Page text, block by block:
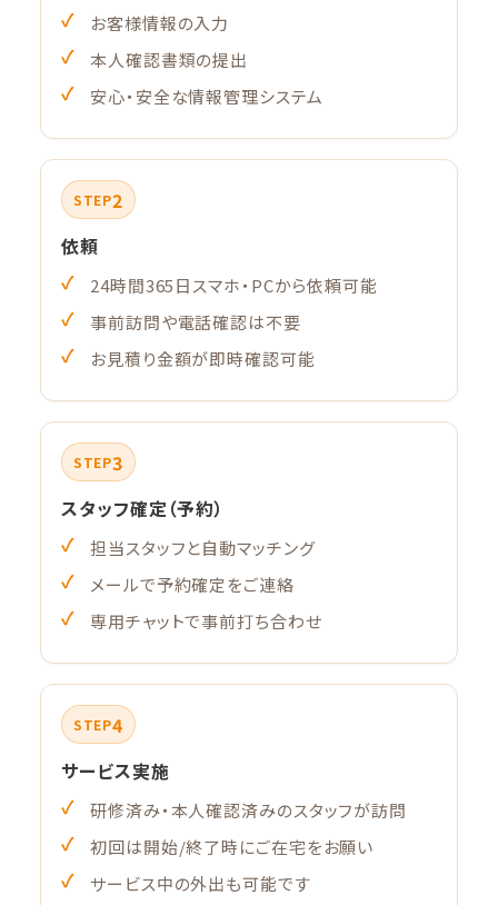
お客様情報の入力
本人確認書類の提出
安心・安全な情報管理システム
STEP2
依頼
24時間365日スマホ・PCから依頼可能
事前訪問や電話確認は不要
お見積り金額が即時確認可能
STEP3
スタッフ確定（予約）
担当スタッフと自動マッチング
メールで予約確定をご連絡
専用チャットで事前打ち合わせ
STEP4
サービス実施
研修済み・本人確認済みのスタッフが訪問
初回は開始/終了時にご在宅をお願い
サービス中の外出も可能です